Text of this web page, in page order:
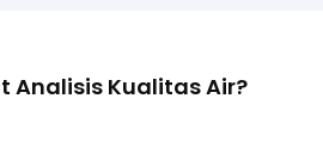
Analisis Kualitas Air?